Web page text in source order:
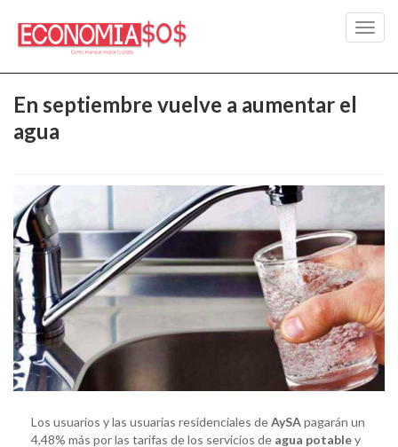
En septiembre vuelve a aumentar el
agua
Los usuarios y las usuarias residenciales deAySApagarán un
4,48% más por las tarifas de los servicios de agua potabley